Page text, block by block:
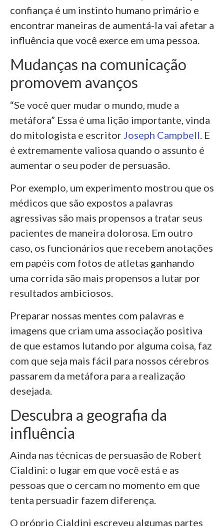
confiança é um instinto humano primário e
encontrar maneiras de aumentá-la vai afetar a
influência que você exerce em uma pessoa.
Mudanças na comunicação
promovem avanços
“Se você quer mudar o mundo, mude a
metáfora” Essa é uma lição importante, vinda
do mitologista e escritor Joseph Campbell . E
é extremamente valiosa quando o assunto é
aumentar o seu poder de persuasão.
Por exemplo, um experimento mostrou que os
médicos que são expostos a palavras
agressivas são mais propensos a tratar seus
pacientes de maneira dolorosa. Em outro
caso, os funcionários que recebem anotações
em papéis com fotos de atletas ganhando
uma corrida são mais propensos a lutar por
resultados ambiciosos.
Preparar nossas mentes com palavras e
imagens que criam uma associação positiva
de que estamos lutando por alguma coisa, faz
com que seja mais fácil para nossos cérebros
passarem da metáfora para a realização
desejada.
Descubra a geografia da
influência
Ainda nas técnicas de persuasão de Robert
Cialdini: o lugar em que você está e as
pessoas que o cercam no momento em que
tenta persuadir fazem diferença.
O próprio Cialdini escreveu algumas partes